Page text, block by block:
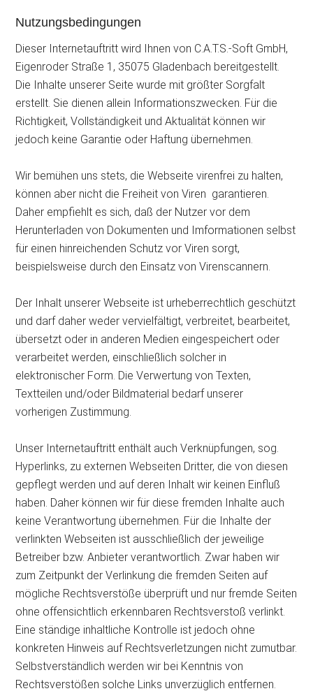
Nutzungsbedingungen
Dieser Internetauftritt wird Ihnen von C.A.T.S.-Soft GmbH,
Eigenroder Straße 1, 35075 Gladenbach bereitgestellt.
Die Inhalte unserer Seite wurde mit größter Sorgfalt
erstellt. Sie dienen allein Informationszwecken. Für die
Richtigkeit, Vollständigkeit und Aktualität können wir
jedoch keine Garantie oder Haftung übernehmen.
Wir bemühen uns stets, die Webseite virenfrei zu halten,
können aber nicht die Freiheit von Viren garantieren.
Daher empfiehlt es sich, daß der Nutzer vor dem
Herunterladen von Dokumenten und Imformationen selbst
für einen hinreichenden Schutz vor Viren sorgt,
beispielsweise durch den Einsatz von Virenscannern.
Der Inhalt unserer Webseite ist urheberrechtlich geschützt
und darf daher weder vervielfältigt, verbreitet, bearbeitet,
übersetzt oder in anderen Medien eingespeichert oder
verarbeitet werden, einschließlich solcher in
elektronischer Form. Die Verwertung von Texten,
Textteilen und/oder Bildmaterial bedarf unserer
vorherigen Zustimmung.
Unser Internetauftritt enthält auch Verknüpfungen, sog.
Hyperlinks, zu externen Webseiten Dritter, die von diesen
gepflegt werden und auf deren Inhalt wir keinen Einfluß
haben. Daher können wir für diese fremden Inhalte auch
keine Verantwortung übernehmen. Für die Inhalte der
verlinkten Webseiten ist ausschließlich der jeweilige
Betreiber bzw. Anbieter verantwortlich. Zwar haben wir
zum Zeitpunkt der Verlinkung die fremden Seiten auf
mögliche Rechtsverstöße überprüft und nur fremde Seiten
ohne offensichtlich erkennbaren Rechtsverstoß verlinkt.
Eine ständige inhaltliche Kontrolle ist jedoch ohne
konkreten Hinweis auf Rechtsverletzungen nicht zumutbar.
Selbstverständlich werden wir bei Kenntnis von
Rechtsverstößen solche Links unverzüglich entfernen.